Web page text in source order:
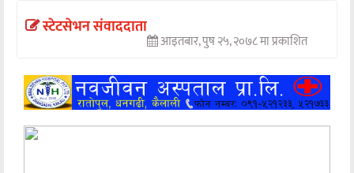
खेलकुद
अन्य
स्टेटसेभन संवाददाता
आइतबार, पुष २५, २०७८ मा प्रकाशित